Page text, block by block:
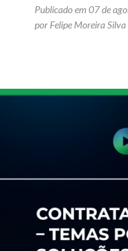
Publicado em 07 de
por Felipe Moreira Silva